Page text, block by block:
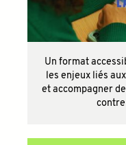
Un format
les enjeux liés
et accompagner